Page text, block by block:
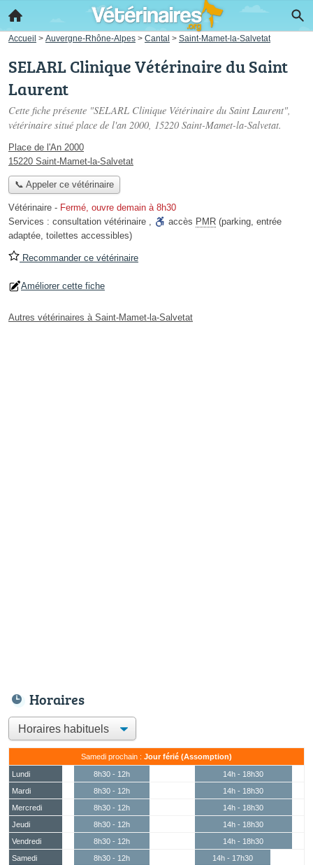
Accueil > Auvergne-Rhône-Alpes > Cantal > Saint-Mamet-la-Salvetat
SELARL Clinique Vétérinaire du Saint
Laurent
Cette fiche présente "SELARL Clinique Vétérinaire du Saint Laurent",
vétérinaire situé place de l'an 2000, 15220 Saint-Mamet-la-Salvetat.
Place de l'An 2000
15220 Saint-Mamet-la-Salvetat
📞 Appeler ce vétérinaire
Vétérinaire - Fermé, ouvre demain à 8h30
Services : consultation vétérinaire , accès PMR (parking, entrée
adaptée, toilettes accessibles)
Recommander ce vétérinaire
Améliorer cette fiche
Autres vétérinaires à Saint-Mamet-la-Salvetat
Horaires
Samedi prochain : Jour férié (Assomption)
Lundi 8h30 - 12h
14h - 18h30
Mardi
8h30 - 12h
14h - 18h30
Mercredi
8h30 - 12h
14h - 18h30
Jeudi
8h30 - 12h
14h - 18h30
Vendredi
8h30 - 12h
14h - 18h30
Samedi
8h30 - 12h
14h - 17h30